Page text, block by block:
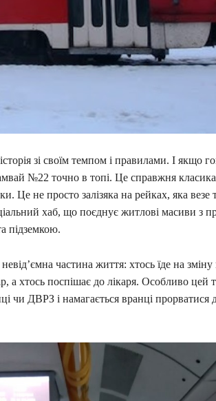
зі своїм темпом і правилами. І якщо
№22 точно в топі. Це справжня
Це не просто залізяка на рейках, яка везе
хаб, що поєднує житлові масиви з
підземкою.
частина життя: хтось їде на зміну
а хтось поспішає до лікаря. Особливо цей
чи ДВРЗ і намагається вранці прорватися